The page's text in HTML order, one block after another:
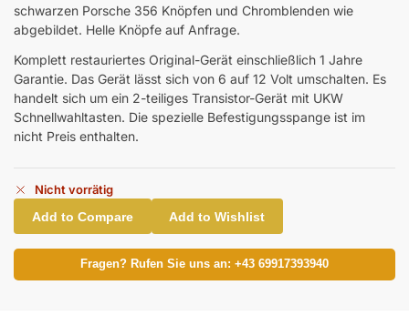
schwarzen Porsche 356 Knöpfen und Chromblenden wie
abgebildet. Helle Knöpfe auf Anfrage.
Komplett restauriertes Original-Gerät einschließlich 1 Jahre
Garantie. Das Gerät lässt sich von 6 auf 12 Volt umschalten. Es
handelt sich um ein 2-teiliges Transistor-Gerät mit UKW
Schnellwahltasten. Die spezielle Befestigungsspange ist im
nicht Preis enthalten.
Nicht vorrätig
Add to Compare
Add to Wishlist
Fragen? Rufen Sie uns an: +43 69917393940